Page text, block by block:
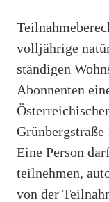
volljährige
ständigen
Abonnenten
Eine Person
teilnehmen,
von der